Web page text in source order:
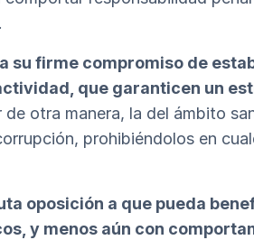
su firme compromiso de
que garanticen un
otra manera, la del ámbito
prohibiéndolos en
oposición a que pueda
y menos aún con